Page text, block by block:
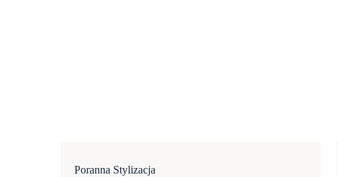
Poranna Stylizacja